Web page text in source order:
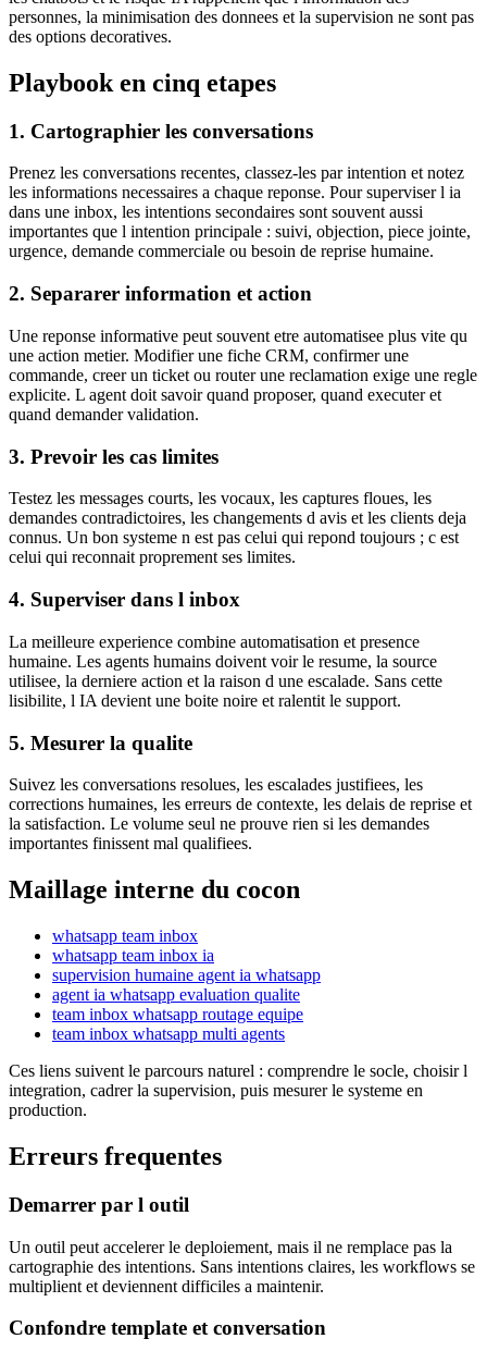
personnes, la minimisation des donnees et la supervision ne sont pas
des options decoratives.
Playbook en cinq etapes
1. Cartographier les conversations
Prenez les conversations recentes, classez-les par intention et notez
les informations necessaires a chaque reponse. Pour superviser l ia
dans une inbox, les intentions secondaires sont souvent aussi
importantes que l intention principale : suivi, objection, piece jointe,
urgence, demande commerciale ou besoin de reprise humaine.
2. Separarer information et action
Une reponse informative peut souvent etre automatisee plus vite qu
une action metier. Modifier une fiche CRM, confirmer une
commande, creer un ticket ou router une reclamation exige une regle
explicite. L agent doit savoir quand proposer, quand executer et
quand demander validation.
3. Prevoir les cas limites
Testez les messages courts, les vocaux, les captures floues, les
demandes contradictoires, les changements d avis et les clients deja
connus. Un bon systeme n est pas celui qui repond toujours ; c est
celui qui reconnait proprement ses limites.
4. Superviser dans l inbox
La meilleure experience combine automatisation et presence
humaine. Les agents humains doivent voir le resume, la source
utilisee, la derniere action et la raison d une escalade. Sans cette
lisibilite, l IA devient une boite noire et ralentit le support.
5. Mesurer la qualite
Suivez les conversations resolues, les escalades justifiees, les
corrections humaines, les erreurs de contexte, les delais de reprise et
la satisfaction. Le volume seul ne prouve rien si les demandes
importantes finissent mal qualifiees.
Maillage interne du cocon
whatsapp team inbox
whatsapp team inbox ia
supervision humaine agent ia whatsapp
agent ia whatsapp evaluation qualite
team inbox whatsapp routage equipe
team inbox whatsapp multi agents
Ces liens suivent le parcours naturel : comprendre le socle, choisir l
integration, cadrer la supervision, puis mesurer le systeme en
production.
Erreurs frequentes
Demarrer par l outil
Un outil peut accelerer le deploiement, mais il ne remplace pas la
cartographie des intentions. Sans intentions claires, les workflows se
multiplient et deviennent difficiles a maintenir.
Confondre template et conversation